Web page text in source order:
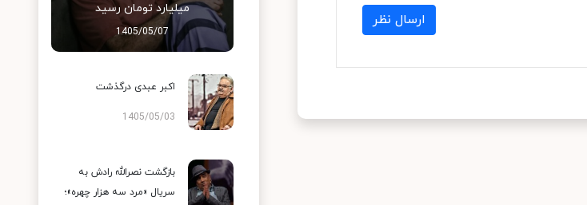
ارسال نظر
میلیارد تومان رسید
1405/05/07
اکبر عبدی درگذشت
1405/05/03
بازگشت نصرالله رادش به
سریال «مرد سه هزار چهره»؛